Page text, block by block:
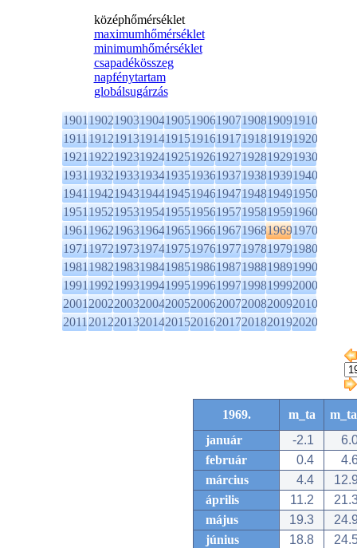
középhőmérséklet
maximumhőmérséklet
minimumhőmérséklet
csapadékösszeg
napfénytartam
globálsugárzás
1901190219031904190519061907190819091910
1911191219131914191519161917191819191920
1921192219231924192519261927192819291930
1931193219331934193519361937193819391940
1941194219431944194519461947194819491950
1951195219531954195519561957195819591960
1961196219631964196519661967196819691970
1971197219731974197519761977197819791980
1981198219831984198519861987198819891990
1991199219931994199519961997199819992000
2001200220032004200520062007200820092010
2011201220132014201520162017201820192020
1969. m_ta
január
-2.1
február
0.4
március
4.4
április
11.2
május
19.3
június
18.8